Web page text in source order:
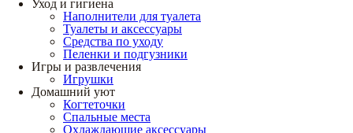
Уход и гигиена
Наполнители для туалета
Туалеты и аксессуары
Средства по уходу
Пеленки и подгузники
Игры и развлечения
Игрушки
Домашний уют
Когтеточки
Спальные места
Охлаждающие аксессуары